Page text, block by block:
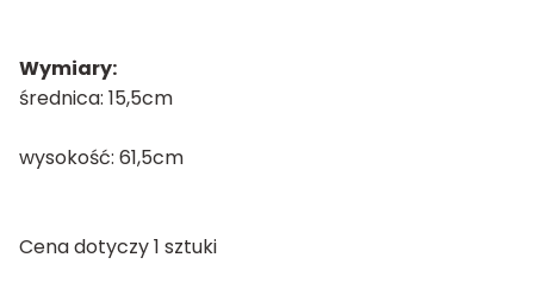
Wymiary:
średnica: 15,5cm
wysokość: 61,5cm
Cena dotyczy 1 sztuki